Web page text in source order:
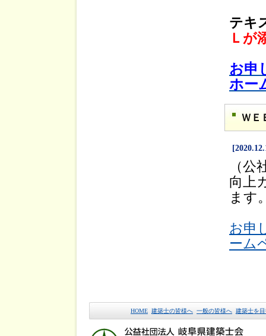
テキ
Ｌが
お申
ホー
ＷＥ
（
向上
ます
お申
ーム
HOME 建築士の皆様へ 一般の皆様へ 建築士を